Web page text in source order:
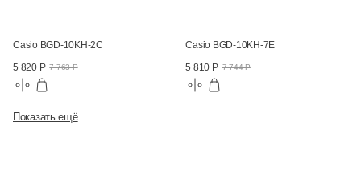
Casio BGD-10KH-2C
5 820 Р 7 763 Р
Casio BGD-10KH-7E
5 810 Р 7 744 Р
Показать ещё